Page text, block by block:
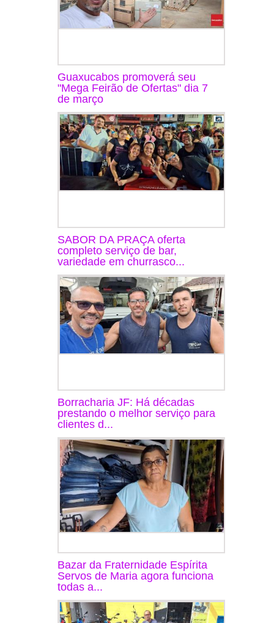
Guaxucabos promoverá seu
"Mega Feirão de Ofertas" dia 7
de março
SABOR DA PRAÇA oferta
completo serviço de bar,
variedade em churrasco...
Borracharia JF: Há décadas
prestando o melhor serviço para
clientes d...
Bazar da Fraternidade Espírita
Servos de Maria agora funciona
todas a...